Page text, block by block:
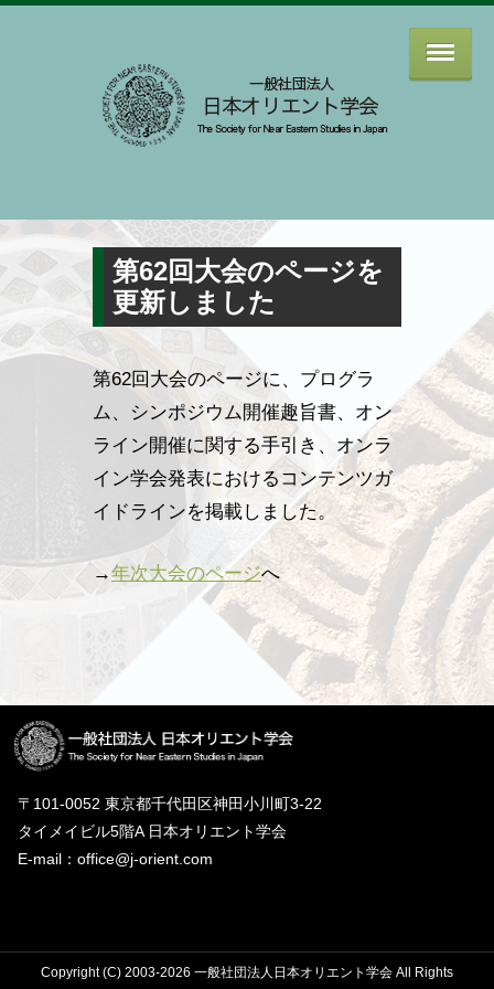
第62回大会のページを
更新しました
第62回大会のページに、プログラ
ム、シンポジウム開催趣旨書、オン
ライン開催に関する手引き、オンラ
イン学会発表におけるコンテンツガ
イドラインを掲載しました。
→年次大会のページへ
〒101-0052 東京都千代田区神田小川町3-22
タイメイビル5階A 日本オリエント学会
E-mail：office@j-orient.com
Copyright (C) 2003-2026 一般社団法人日本オリエント学会 All Rights